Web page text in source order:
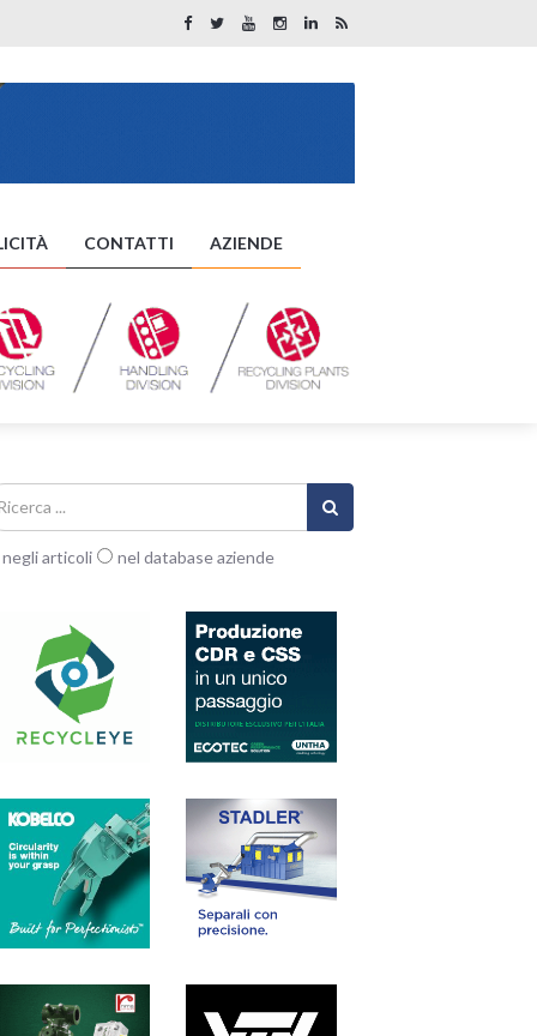
CONTATTI AZIENDE
negli articoli nel database aziende